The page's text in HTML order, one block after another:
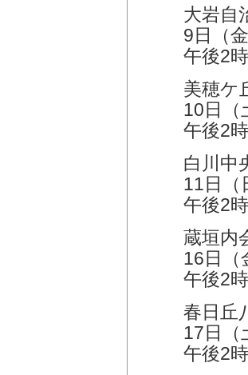
大岩自
9日（
午後2
美穂ケ
10日（
午後2
白川中
11日（
午後2
蔵垣内
16日（
午後2
春日丘
17日（
午後2